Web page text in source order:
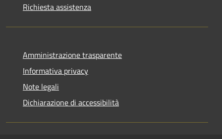
Richiesta assistenza
Amministrazione trasparente
Informativa privacy
Note legali
Dichiarazione di accessibilità